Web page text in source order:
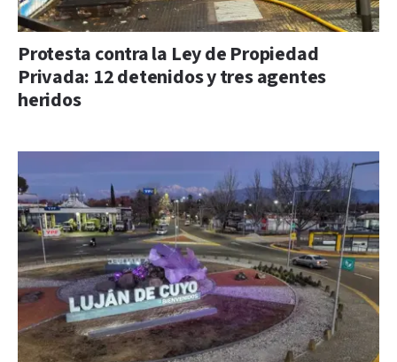
Protesta contra la Ley de Propiedad
Privada: 12 detenidos y tres agentes
heridos